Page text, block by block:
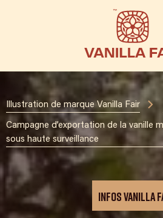
Illustration de marque Vanilla Fair
Campagne d’exportation de la vanille
sous haute surveillance
Infos Vanilla